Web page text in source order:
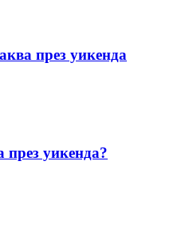
през уикенда
уикенда?